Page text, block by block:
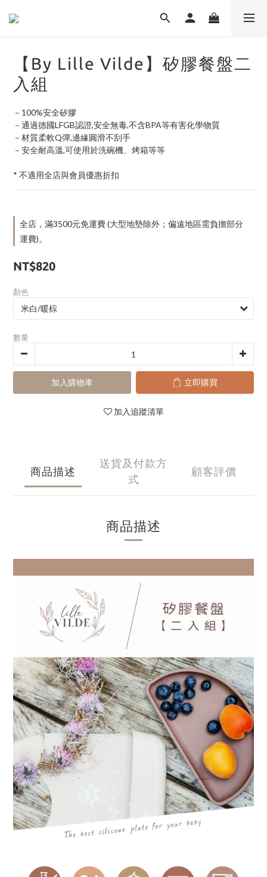
【By Lille Vilde】矽膠餐盤二
入組
－100%安全矽膠
－通過德國LFGB認證,安全無毒,不含BPA等有害化學物質
－材質柔軟Q彈,邊緣圓滑不刮手
－安全耐高溫,可使用於洗碗機、烤箱等等
* 不適用全店與會員優惠折扣
全店，滿3500元免運費 (大型地墊除外；偏遠地區需負擔部分
運費)。
NT$820
顏色
數量
加入購物車 立即購買
加入追蹤清單
商品描述
送貨及付款方
式
顧客評價
商品描述